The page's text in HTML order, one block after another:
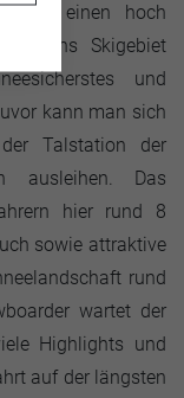
bringt einen hoch
ins Skigebiet
und
kann man sich
Talstation der
ausleihen. Das
hier rund 8
sowie attraktive
rund
wartet der
Highlights und
auf der längsten